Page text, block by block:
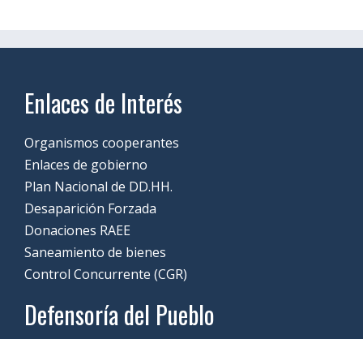
Enlaces de Interés
Organismos cooperantes
Enlaces de gobierno
Plan Nacional de DD.HH.
Desaparición Forzada
Donaciones RAEE
Saneamiento de bienes
Control Concurrente (CGR)
Defensoría del Pueblo